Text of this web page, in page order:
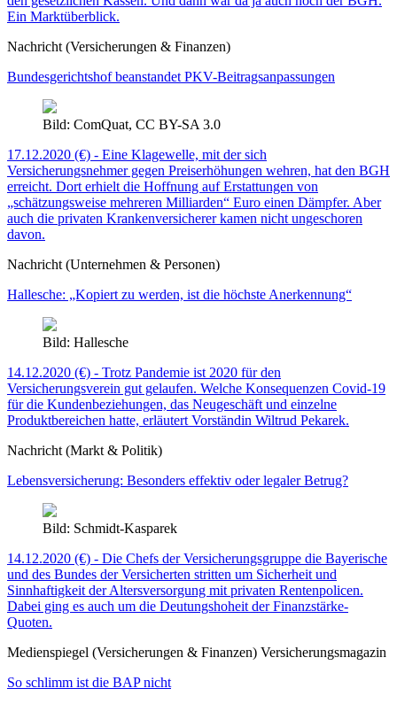
Ein Marktüberblick.
Nachricht (Versicherungen & Finanzen)
Bundesgerichtshof beanstandet PKV-Beitragsanpassungen
Bild: ComQuat, CC BY-SA 3.0
17.12.2020 (€) - Eine Klagewelle, mit der sich
Versicherungsnehmer gegen Preiserhöhungen wehren, hat den BGH
erreicht. Dort erhielt die Hoffnung auf Erstattungen von
„schätzungsweise mehreren Milliarden“ Euro einen Dämpfer. Aber
auch die privaten Krankenversicherer kamen nicht ungeschoren
davon.
Nachricht (Unternehmen & Personen)
Hallesche: „Kopiert zu werden, ist die höchste Anerkennung“
Bild: Hallesche
14.12.2020 (€) - Trotz Pandemie ist 2020 für den
Versicherungsverein gut gelaufen. Welche Konsequenzen Covid-19
für die Kundenbeziehungen, das Neugeschäft und einzelne
Produktbereichen hatte, erläutert Vorständin Wiltrud Pekarek.
Nachricht (Markt & Politik)
Lebensversicherung: Besonders effektiv oder legaler Betrug?
Bild: Schmidt-Kasparek
14.12.2020 (€) - Die Chefs der Versicherungsgruppe die Bayerische
und des Bundes der Versicherten stritten um Sicherheit und
Sinnhaftigkeit der Altersversorgung mit privaten Rentenpolicen.
Dabei ging es auch um die Deutungshoheit der Finanzstärke-
Quoten.
Medienspiegel (Versicherungen & Finanzen) Versicherungsmagazin
So schlimm ist die BAP nicht